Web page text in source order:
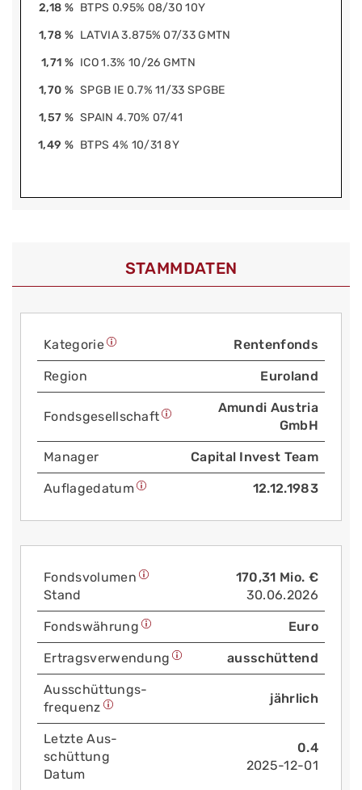
2,18 % BTPS 0.95% 08/30 10Y
1,78 % LATVIA 3.875% 07/33 GMTN
1,71 % ICO 1.3% 10/26 GMTN
1,70 % SPGB IE 0.7% 11/33 SPGBE
1,57 % SPAIN 4.70% 07/41
1,49 % BTPS 4% 10/31 8Y
STAMMDATEN
Kategorie Rentenfonds
Region Euroland
Fonds­gesellschaft
Amundi Austria
GmbH
Manager Capital Invest Team
Auflage­datum 12.12.1983
Fonds­volumen
Stand
170,31 Mio. €
30.06.2026
Fonds­währung Euro
Ertrags­verwendung ausschüttend
Aus­schüttungs­
frequenz
jährlich
Letzte Aus­
schüttung
Datum
0.4
2025-12-01